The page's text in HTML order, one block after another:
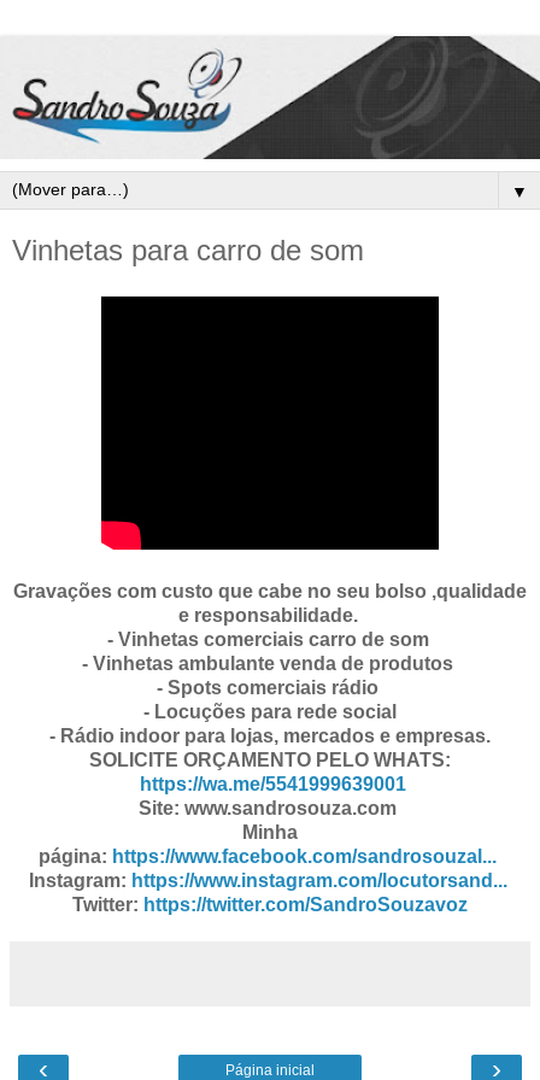
▼
Vinhetas para carro de som
Gravações com custo que cabe no seu bolso ,qualidade
e responsabilidade.
- Vinhetas comerciais carro de som
- Vinhetas ambulante venda de produtos
- Spots comerciais rádio
- Locuções para rede social
- Rádio indoor para lojas, mercados e empresas.
SOLICITE ORÇAMENTO PELO WHATS:
https://wa.me/5541999639001
Site: www.sandrosouza.com
Minha
página: https://www.facebook.com/sandrosouzal...
Instagram: https://www.instagram.com/locutorsand...
Twitter: https://twitter.com/SandroSouzavoz
‹ ›
Página inicial